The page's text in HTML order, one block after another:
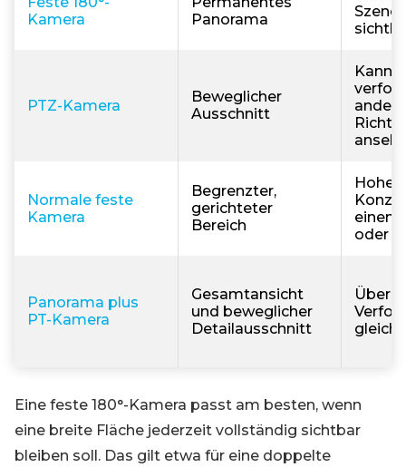
Kamera
Panorama
Szene
PTZ-Kamera
Beweglicher
Ausschnitt
Kann
andere
Normale feste
Kamera
Begrenzter,
gerichteter
Bereich
Hohe
einen
oder
Panorama plus
PT-Kamera
Gesamtansicht
und beweglicher
Detailausschnitt
Eine feste 180°-Kamera passt am besten, wenn
eine breite Fläche jederzeit vollständig sichtbar
bleiben soll. Das gilt etwa für eine doppelte